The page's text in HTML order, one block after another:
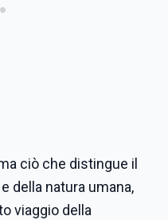
ciò che distingue il
della natura umana,
viaggio della